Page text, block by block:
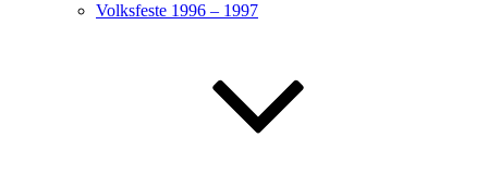
Volksfeste 1996 – 1997